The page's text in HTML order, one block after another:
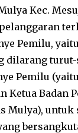
Kec.
Pemilu,
dilarang turut-
Pemilu
Ketua Badan
Mulya), untuk